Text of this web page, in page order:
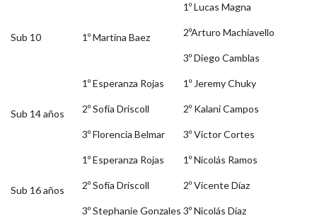
Sub 10 1º Martina Baez
1º Lucas Magna
2ºArturo Machiavello
3º Diego Camblas
Sub 14 años
1º Esperanza Rojas
2º Sofía Driscoll
3º Florencia Belmar
1º Jeremy Chuky
2º Kalani Campos
3º Victor Cortes
Sub 16 años
1º Esperanza Rojas
2º Sofía Driscoll
3º Stephanie Gonzales
1º Nicolás Ramos
2º Vicente Díaz
3º Nicolás Díaz